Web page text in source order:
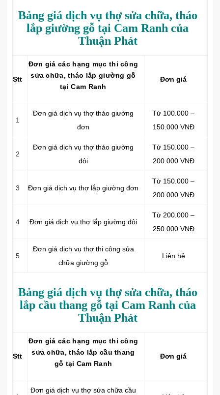
Bảng giá dịch vụ thợ sửa chữa, tháo
lắp giường gỗ tại Cam Ranh của
Thuận Phát
Stt
Đơn giá các hạng mục thi công
sửa chữa, tháo lắp giường gỗ
tại Cam Ranh
Đơn giá
1
Đơn giá dịch vụ thợ tháo giường
đơn
Từ 100.000 –
150.000 VNĐ
2
Đơn giá dịch vụ thợ tháo giường
đôi
Từ 150.000 –
200.000 VNĐ
3 Đơn giá dịch vụ thợ lắp giường đơn
Từ 150.000 –
200.000 VNĐ
4 Đơn giá dịch vụ thợ lắp giường đôi
Từ 200.000 –
250.000 VNĐ
5
Đơn giá dịch vụ thợ thi công sửa
chữa giường gỗ
Liên hệ
Bảng giá dịch vụ thợ sửa chữa, tháo
lắp cầu thang gỗ tại Cam Ranh của
Thuận Phát
Stt
Đơn giá các hạng mục thi công
sửa chữa, tháo lắp cầu thang
gỗ tại Cam Ranh
Đơn giá
Đơn giá dịch vụ thợ sửa chữa cầu